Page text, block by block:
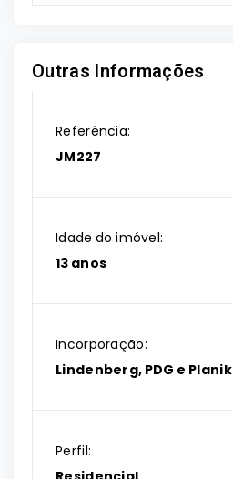
Outras Informações
Referência:
JM227
Idade do imóvel:
13 anos
Incorporação:
Lindenberg, PDG e Planik
Perfil: